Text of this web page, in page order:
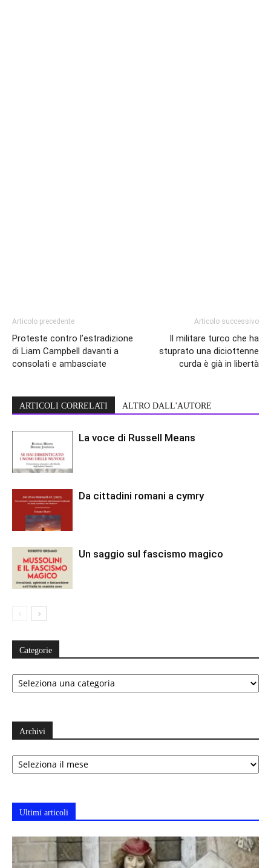
Articolo precedente
Proteste contro l’estradizione
di Liam Campbell davanti a
consolati e ambasciate
Articolo successivo
Il militare turco che ha
stuprato una diciottenne
curda è già in libertà
ARTICOLI CORRELATI ALTRO DALL'AUTORE
La voce di Russell Means
Da cittadini romani a cymry
Un saggio sul fascismo magico
Categorie
Categorie
Archivi
Archivi
Ultimi articoli